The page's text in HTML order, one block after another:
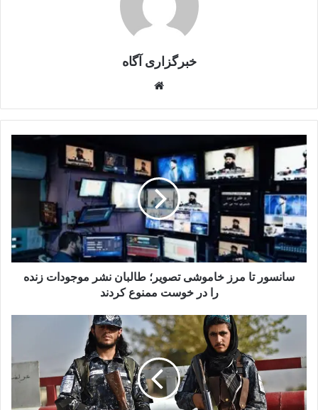
خبرگزاری آگاه
سانسور
تا
مرز
خاموشی
تصویر؛
طالبان
نشر
موجودات
زنده
ممنوع
کردند
سانسور تا مرز خاموشی تصویر؛ طالبان نشر موجودات زنده
را در خوست ممنوع کردند
«بمب
ساعتی»
قلب
منطقه؟
هشدار